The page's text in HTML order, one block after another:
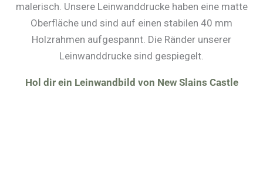
malerisch. Unsere Leinwanddrucke haben eine matte
Oberfläche und sind auf einen stabilen 40 mm
Holzrahmen aufgespannt. Die Ränder unserer
Leinwanddrucke sind gespiegelt.
Hol dir ein Leinwandbild von New Slains Castle